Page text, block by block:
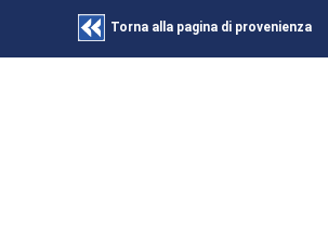
Torna alla pagina di provenienza